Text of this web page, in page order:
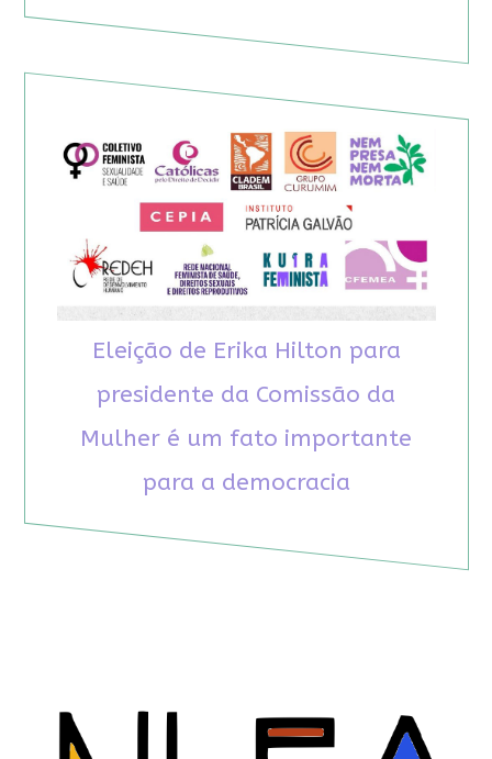
Eleição de Erika Hilton para
presidente da Comissão da
Mulher é um fato importante
para a democracia